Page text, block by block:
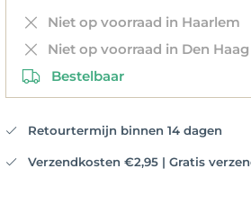
Niet op voorraad in Haarlem
Niet op voorraad in Den Haag
Bestelbaar
Retourtermijn binnen 14 dagen
Verzendkosten €2,95 | Gratis